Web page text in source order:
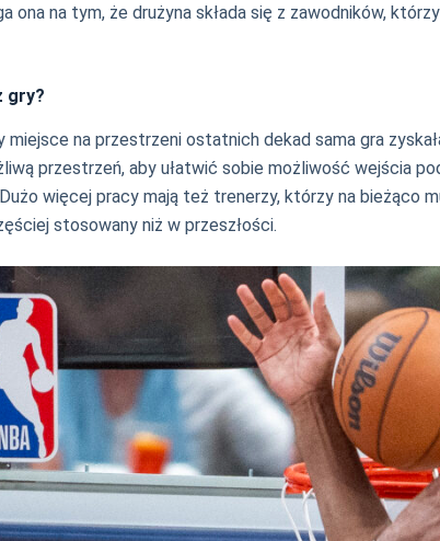
ona na tym, że drużyna składa się z zawodników,
gry?
miejsce na przestrzeni ostatnich dekad sama gra
przestrzeń, aby ułatwić sobie możliwość wejścia
więcej pracy mają też trenerzy, którzy na bieżąco
stosowany niż w przeszłości.